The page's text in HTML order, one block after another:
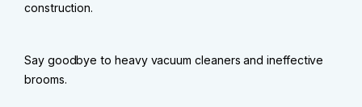
construction.
Say goodbye to heavy vacuum cleaners and ineffective
brooms.